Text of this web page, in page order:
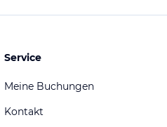
Service
Meine Buchungen
Kontakt